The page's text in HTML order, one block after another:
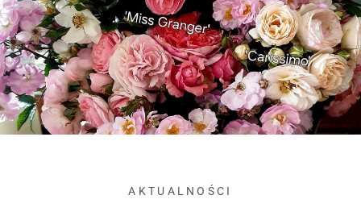
AKTUALNOŚCI